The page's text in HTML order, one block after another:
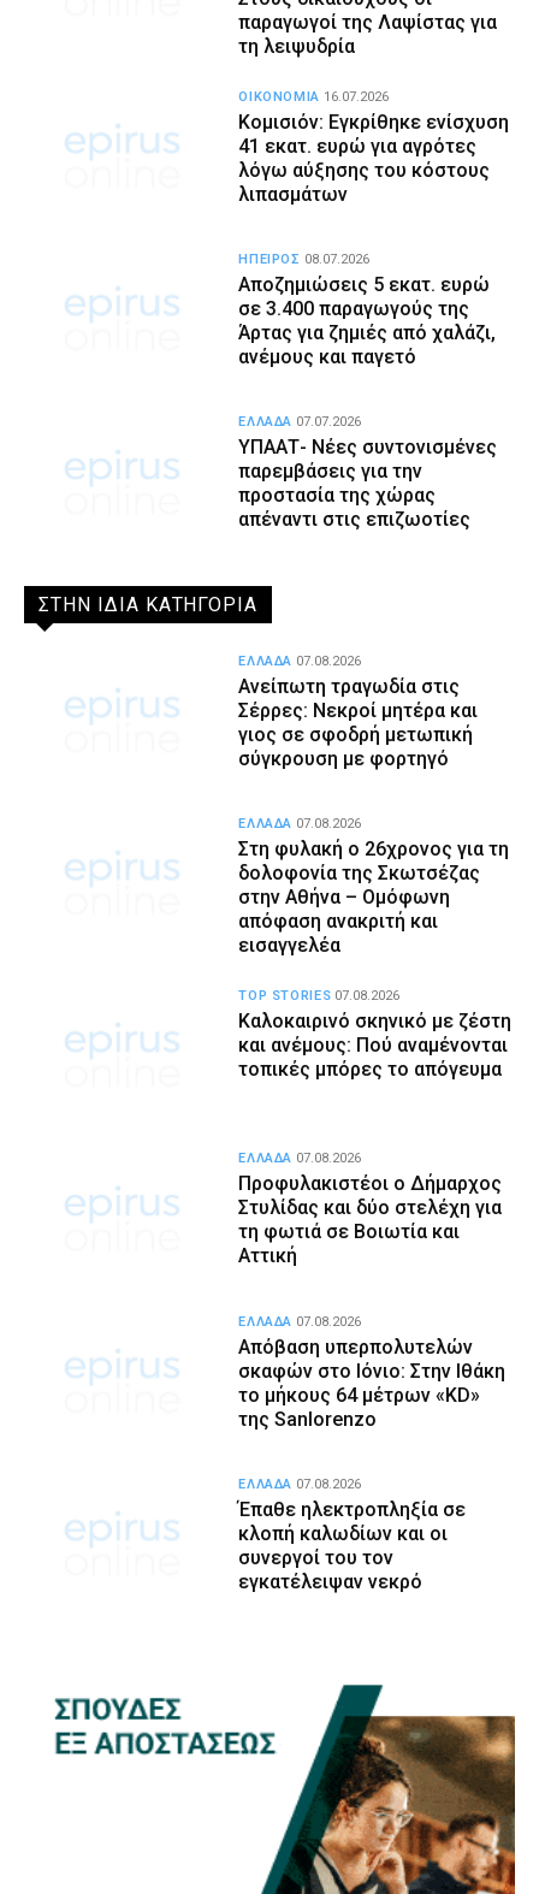
παραγωγοί της Λαψίστας για
τη λειψυδρία
Κομισιόν: Εγκρίθηκε ενίσχυση
41 εκατ. ευρώ για αγρότες
λόγω αύξησης του κόστους
λιπασμάτων
ΟΙΚΟΝΟΜΙΑ 16.07.2026
Αποζημιώσεις 5 εκατ. ευρώ
σε 3.400 παραγωγούς της
Άρτας για ζημιές από χαλάζι,
ανέμους και παγετό
ΗΠΕΙΡΟΣ 08.07.2026
ΥΠΑΑΤ- Νέες συντονισμένες
παρεμβάσεις για την
προστασία της χώρας
απέναντι στις επιζωοτίες
ΕΛΛΑΔΑ 07.07.2026
ΣΤΗΝ ΙΔΙΑ ΚΑΤΗΓΟΡΙΑ
Ανείπωτη τραγωδία στις
Σέρρες: Νεκροί μητέρα και
γιος σε σφοδρή μετωπική
σύγκρουση με φορτηγό
ΕΛΛΑΔΑ 07.08.2026
Στη φυλακή ο 26χρονος για τη
δολοφονία της Σκωτσέζας
στην Αθήνα – Ομόφωνη
απόφαση ανακριτή και
εισαγγελέα
ΕΛΛΑΔΑ 07.08.2026
Καλοκαιρινό σκηνικό με ζέστη
και ανέμους: Πού αναμένονται
τοπικές μπόρες το απόγευμα
TOP STORIES 07.08.2026
Προφυλακιστέοι ο Δήμαρχος
Στυλίδας και δύο στελέχη για
τη φωτιά σε Βοιωτία και
Αττική
ΕΛΛΑΔΑ 07.08.2026
Απόβαση υπερπολυτελών
σκαφών στο Ιόνιο: Στην Ιθάκη
το μήκους 64 μέτρων «KD»
της Sanlorenzo
ΕΛΛΑΔΑ 07.08.2026
Έπαθε ηλεκτροπληξία σε
κλοπή καλωδίων και οι
συνεργοί του τον
εγκατέλειψαν νεκρό
ΕΛΛΑΔΑ 07.08.2026